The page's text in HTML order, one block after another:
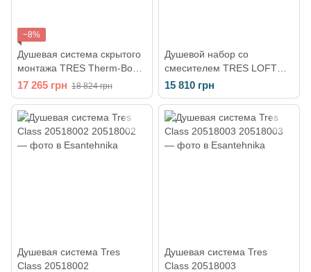
−8%
Душевая система скрытого
монтажа TRES Therm-Box с
верхним душем латунная
черная 21625004NM
17 265 грн 18 824 грн
Душевой набор со
смесителем TRES LOFT
20018002
15 810 грн
Душевая система Tres
Class 20518002
Душевая система Tres
Class 20518003